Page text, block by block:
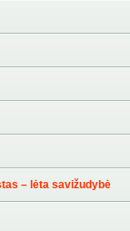
– lėta savižudybė